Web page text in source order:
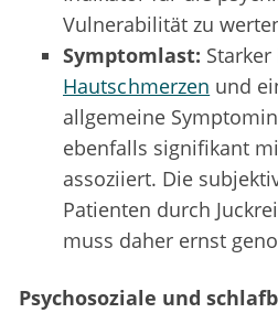
Vulnerabilität zu
Symptomlast:
Hautschmerzen und
allgemeine
ebenfalls signifikant
assoziiert. Die
Patienten durch
muss daher ernst
Psychosoziale und